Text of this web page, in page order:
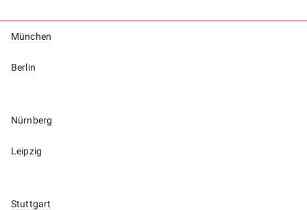
München
Berlin
Nürnberg
Leipzig
Stuttgart